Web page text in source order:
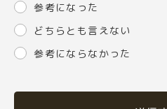
参考になった
どちらとも言えない
参考にならなかった